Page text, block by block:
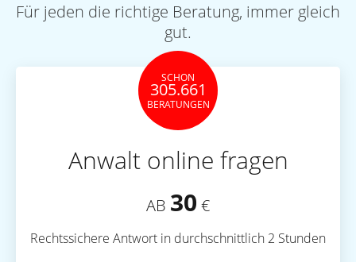
Für jeden die richtige Beratung, immer gleich
gut.
SCHON
305.661
BERATUNGEN
Anwalt online fragen
AB 30 €
Rechtssichere Antwort in durchschnittlich 2 Stunden